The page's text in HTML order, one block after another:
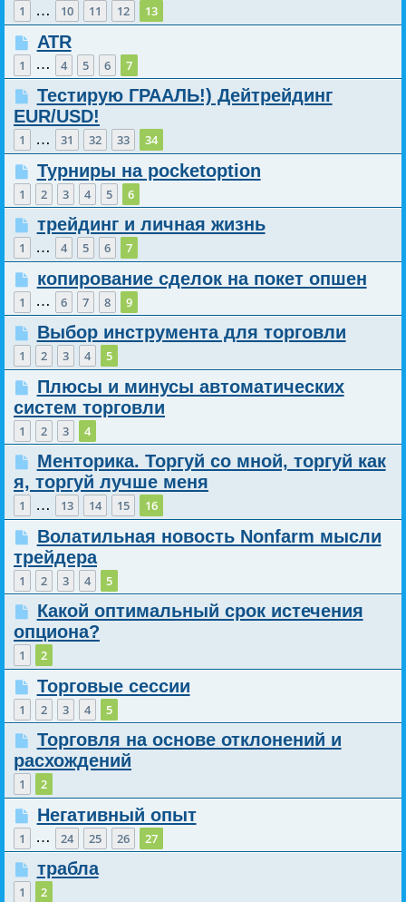
1 … 10 11 12 13
ATR
1 … 4 5 6 7
Тестирую ГРААЛЬ!) Дейтрейдинг
EUR/USD!
1 … 31 32 33 34
Турниры на pocketoption
1 2 3 4 5 6
трейдинг и личная жизнь
1 … 4 5 6 7
копирование сделок на покет опшен
1 … 6 7 8 9
Выбор инструмента для торговли
1 2 3 4 5
Плюсы и минусы автоматических
систем торговли
1 2 3 4
Менторика. Торгуй со мной, торгуй как
я, торгуй лучше меня
1 … 13 14 15 16
Волатильная новость Nonfarm мысли
трейдера
1 2 3 4 5
Какой оптимальный срок истечения
опциона?
1 2
Торговые сессии
1 2 3 4 5
Торговля на основе отклонений и
расхождений
1 2
Негативный опыт
1 … 24 25 26 27
трабла
1 2